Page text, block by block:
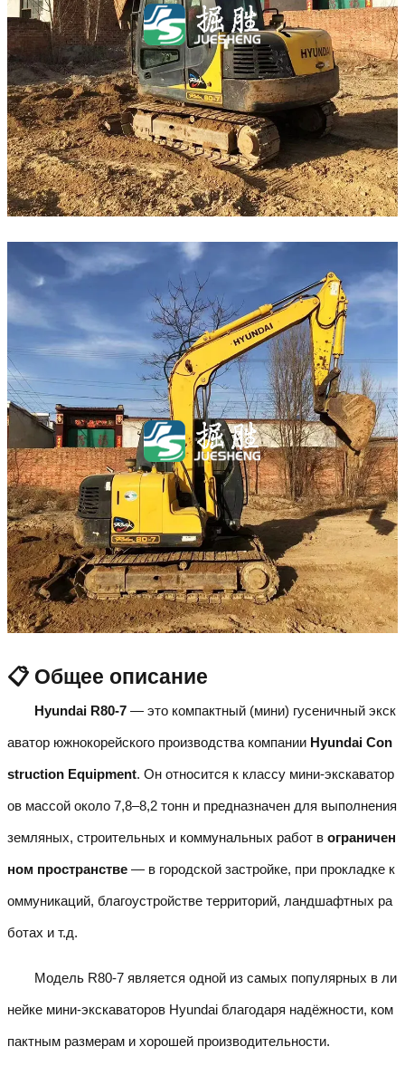
📋 Общее описание
Hyundai R80-7 — это компактный (мини) гусеничный экск
аватор южнокорейского производства компании Hyundai Con
struction Equipment. Он относится к классу мини-экскаватор
ов массой около 7,8–8,2 тонн и предназначен для выполнения
земляных, строительных и коммунальных работ в ограничен
ном пространстве — в городской застройке, при прокладке к
оммуникаций, благоустройстве территорий, ландшафтных ра
ботах и т.д.
Модель R80-7 является одной из самых популярных в ли
нейке мини-экскаваторов Hyundai благодаря надёжности, ком
пактным размерам и хорошей производительности.